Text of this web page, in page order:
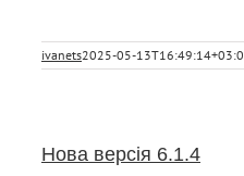
ivanets2025-05-
Нова версія 6.1.4